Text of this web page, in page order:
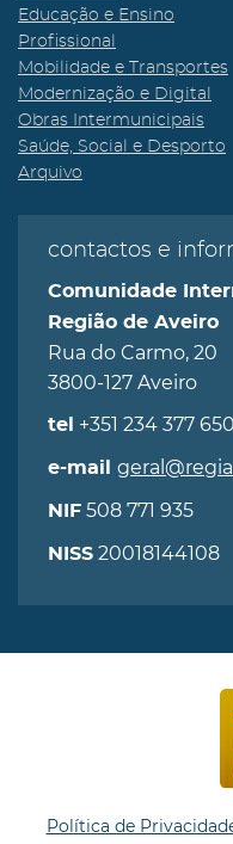
Educação e Ensino
Profissional
Mobilidade e Transportes
Modernização e Digital
Obras Intermunicipais
Saúde, Social e Desporto
Arquivo
contactos e
Comunidade
Região de Aveiro
Rua do Carmo, 20
3800-127 Aveiro
tel +351 234 377 650
e-mail
NIF 508 771 935
NISS 20018144108
Política de